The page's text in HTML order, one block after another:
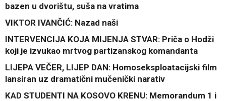
bazen u dvorištu, suša na vratima
VIKTOR IVANČIĆ: Nazad naši
INTERVENCIJA KOJA MIJENJA STVAR: Priča o Hodži
koji je izvukao mrtvog partizanskog komandanta
LIJEPA VEČER, LIJEP DAN: Homoseksploatacijski film
lansiran uz dramatični mučenički narativ
KAD STUDENTI NA KOSOVO KRENU: Memorandum 1 i